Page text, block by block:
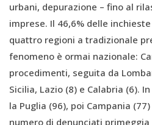
urbani, depurazione – fino al
imprese. Il 46,6% delle
quattro regioni a tradizionale
fenomeno è ormai nazionale:
procedimenti, seguita da
Sicilia, Lazio (8) e Calabria (6).
la Puglia (96), poi Campania
numero di denunciati primeggia